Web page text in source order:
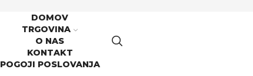
DOMOV
TRGOVINA
O NAS
KONTAKT
POGOJI POSLOVANJA